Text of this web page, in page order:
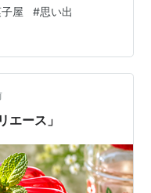
買うと、残りは〇〇
剣に計算しながら、
中を覗き込んでいた
ときだったと感じま
い出 数ある駄菓子の
屋 #思い出
エース」